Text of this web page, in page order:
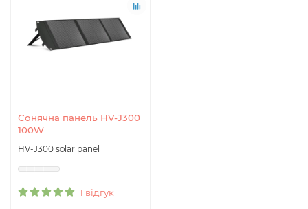
Сонячна панель HV-J300
100W
HV-J300 solar panel
1 відгук